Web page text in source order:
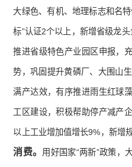
大绿色、有机、地理标志和名
标”认证2个以上，新增省级龙
推进省级特色产业园区申报，
势，巩固提升黄磷厂、大围山
满产达效，有序推进雨生红球
工区建设，积极帮助停产减产
以上工业增加值增长9%，新增
消费。 用好国家“两新”政策，